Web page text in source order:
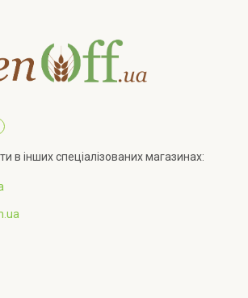
в інших спеціалізованих магазинах: